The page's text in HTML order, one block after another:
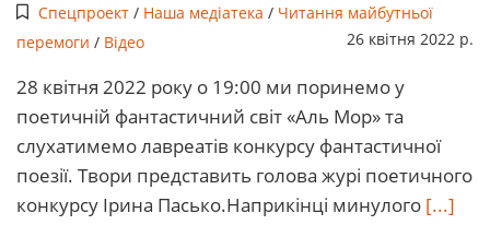
Спецпроект/ Наша медіатека / Читання майбутньої
перемоги / Відео 26 квітня 2022 р.
28 квітня 2022 року о 19:00 ми поринемо у
поетичній фантастичний світ «Аль Мор» та
слухатимемо лавреатів конкурсу фантастичної
поезії. Твори представить голова журі поетичного
конкурсу Ірина Пасько.Наприкінці минулого [...]